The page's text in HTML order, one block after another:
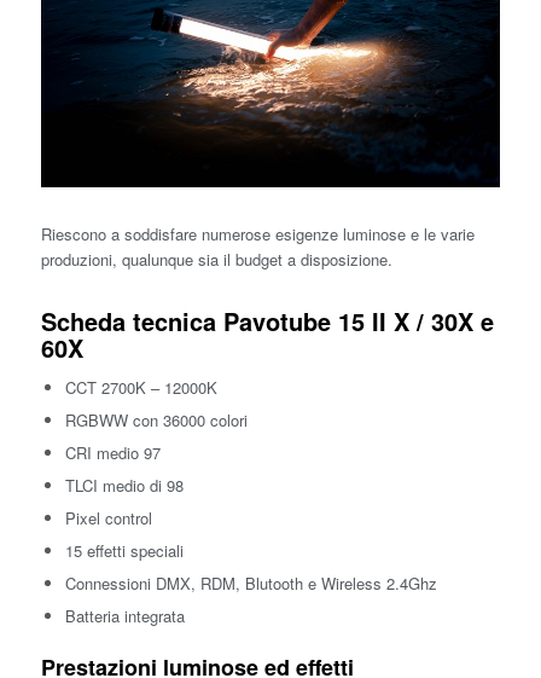
Riescono a soddisfare numerose esigenze luminose e le varie
produzioni, qualunque sia il budget a disposizione.
Scheda tecnica Pavotube 15 II X / 30X e
60X
CCT 2700K – 12000K
RGBWW con 36000 colori
CRI medio 97
TLCI medio di 98
Pixel control
15 effetti speciali
Connessioni DMX, RDM, Blutooth e Wireless 2.4Ghz
Batteria integrata
Prestazioni luminose ed effetti